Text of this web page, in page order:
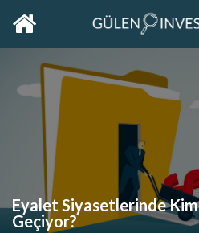
Home
Eyalet Siyasetlerinde
Geçiyor?